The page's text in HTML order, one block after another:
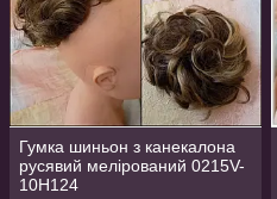
Гумка шиньон з канекалона
русявий мелірований 0215V-
10Н124